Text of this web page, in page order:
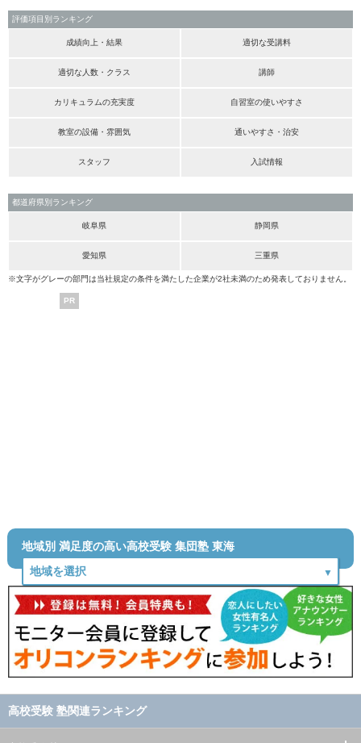
評価項目別ランキング
成績向上・結果 適切な受講料
適切な人数・クラス 講師
カリキュラムの充実度 自習室の使いやすさ
教室の設備・雰囲気 通いやすさ・治安
スタッフ 入試情報
都道府県別ランキング
岐阜県 静岡県
愛知県 三重県
※文字がグレーの部門は当社規定の条件を満たした企業が2社未満のため発表しておりません。
PR
地域別 満足度の高い高校受験 集団塾 東海
高校受験 塾関連ランキング